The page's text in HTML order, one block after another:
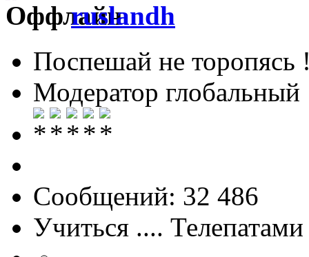
ruslandh
Поспешай не торопясь
Модератор глобальный
Сообщений: 32 486
Учиться ....